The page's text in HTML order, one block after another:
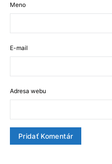
Meno
E-mail
Adresa webu